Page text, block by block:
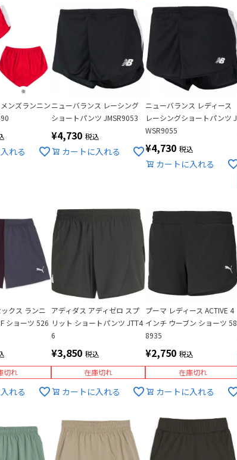
ンズランニン
れる
ニューバランス レーシング
ショートパンツ JMSR9053
¥4,730 税込
カートに入れる
ニューバランス レディース
レーシングショートパンツ J
WSR9055
¥4,730 税込
カートに入れる
クス ランニ
ショーツ 526
切れ
れる
アディダス アディゼロ スプ
リット ショートパンツ JTT4
6
¥3,850 税込
在庫切れ
カートに入れる
プーマ レディース ACTIVE 4
インチ ウーブン ショーツ 58
8935
¥2,750 税込
在庫切れ
カートに入れる